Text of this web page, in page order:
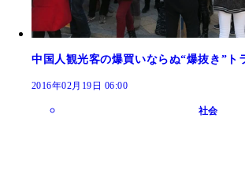
中国人観光客の爆買いならぬ“爆抜き”ト
2016年02月19日 06:00
社会